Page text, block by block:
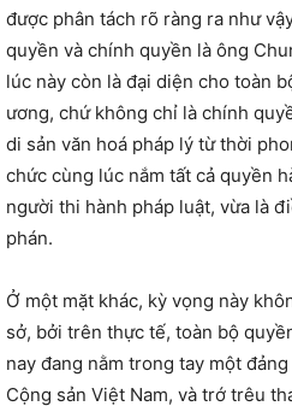
được phân tách rõ ràng ra như
quyền và chính quyền là ông
lúc này còn là đại diện cho toàn
ương, chứ không chỉ là chính
di sản văn hoá pháp lý từ thời
chức cùng lúc nắm tất cả quyền
người thi hành pháp luật, vừa là
phán.
Ở một mặt khác, kỳ vọng này
sở, bởi trên thực tế, toàn bộ
nay đang nằm trong tay một
Cộng sản Việt Nam, và trớ trêu